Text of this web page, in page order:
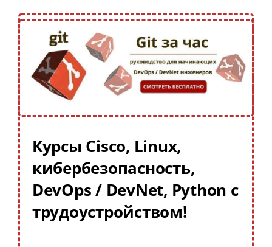
Курсы Cisco, Linux,
кибербезопасность,
DevOps / DevNet, Python с
трудоустройством!